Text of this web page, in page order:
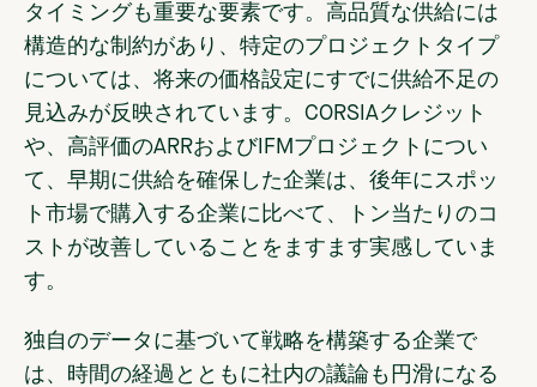
タイミングも重要な要素です。高品質な供給には
構造的な制約があり、特定のプロジェクトタイプ
については、将来の価格設定にすでに供給不足の
見込みが反映されています。CORSIAクレジット
や、高評価のARRおよびIFMプロジェクトについ
て、早期に供給を確保した企業は、後年にスポッ
ト市場で購入する企業に比べて、トン当たりのコ
ストが改善していることをますます実感していま
す。
独自のデータに基づいて戦略を構築する企業で
は、時間の経過とともに社内の議論も円滑になる